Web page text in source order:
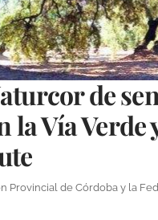
de
Vía Verde
Provincial de Córdoba y la